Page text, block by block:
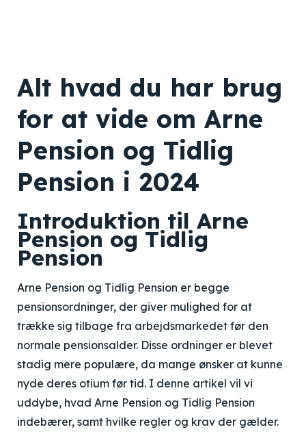
Alt hvad du har brug
for at vide om Arne
Pension og Tidlig
Pension i 2024
Introduktion til Arne
Pension og Tidlig
Pension
Arne Pension og Tidlig Pension er begge
pensionsordninger, der giver mulighed for at
trække sig tilbage fra arbejdsmarkedet før den
normale pensionsalder. Disse ordninger er blevet
stadig mere populære, da mange ønsker at kunne
nyde deres otium før tid. I denne artikel vil vi
uddybe, hvad Arne Pension og Tidlig Pension
indebærer, samt hvilke regler og krav der gælder.